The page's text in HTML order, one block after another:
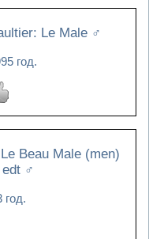
Le Male ♂
год.
Beau Male (men)
♂
год.